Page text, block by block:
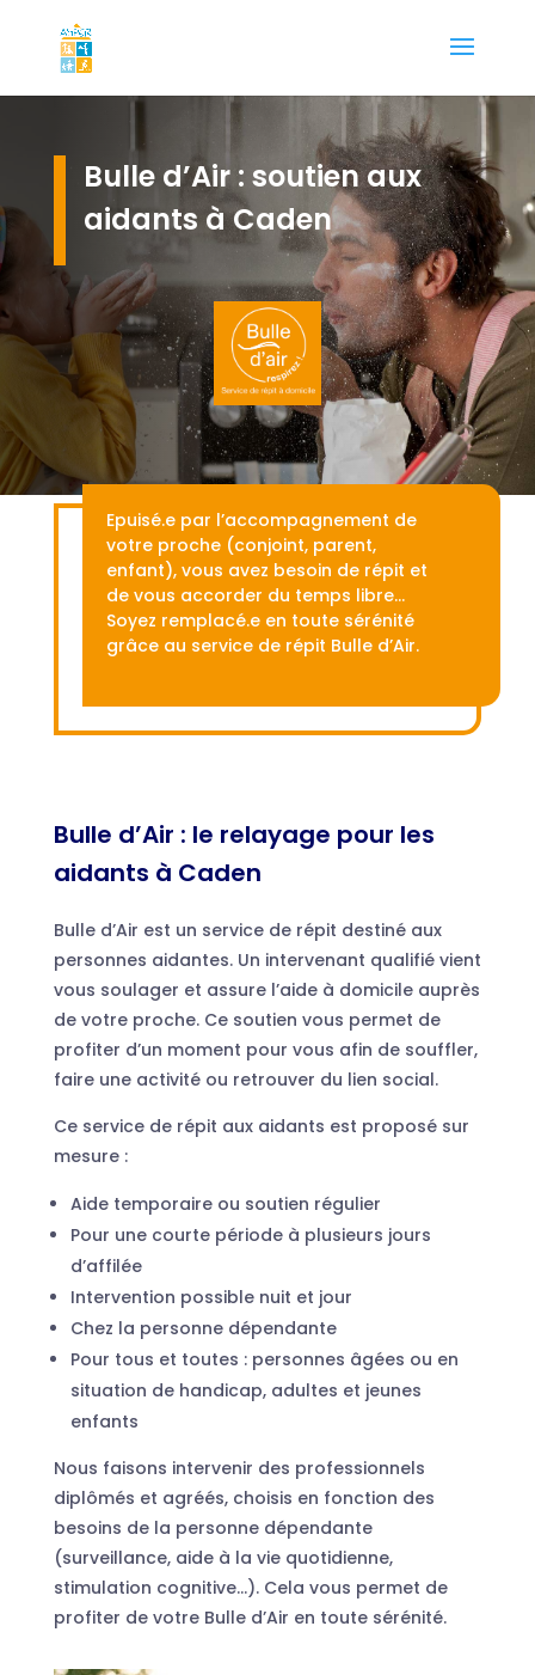
Bulle d’Air : soutien aux
aidants à Caden
Epuisé.e par l’accompagnement de
votre proche (conjoint, parent,
enfant), vous avez besoin de répit et
de vous accorder du temps libre…
Soyez remplacé.e en toute sérénité
grâce au service de répit Bulle d’Air.
Bulle d’Air : le relayage pour les
aidants à Caden
Bulle d’Air est un service de répit destiné aux
personnes aidantes. Un intervenant qualifié vient
vous soulager et assure l’aide à domicile auprès
de votre proche. Ce soutien vous permet de
profiter d’un moment pour vous afin de souffler,
faire une activité ou retrouver du lien social.
Ce service de répit aux aidants est proposé sur
mesure :
Aide temporaire ou soutien régulier
Pour une courte période à plusieurs jours
d’affilée
Intervention possible nuit et jour
Chez la personne dépendante
Pour tous et toutes : personnes âgées ou en
situation de handicap, adultes et jeunes
enfants
Nous faisons intervenir des professionnels
diplômés et agréés, choisis en fonction des
besoins de la personne dépendante
(surveillance, aide à la vie quotidienne,
stimulation cognitive…). Cela vous permet de
profiter de votre Bulle d’Air en toute sérénité.